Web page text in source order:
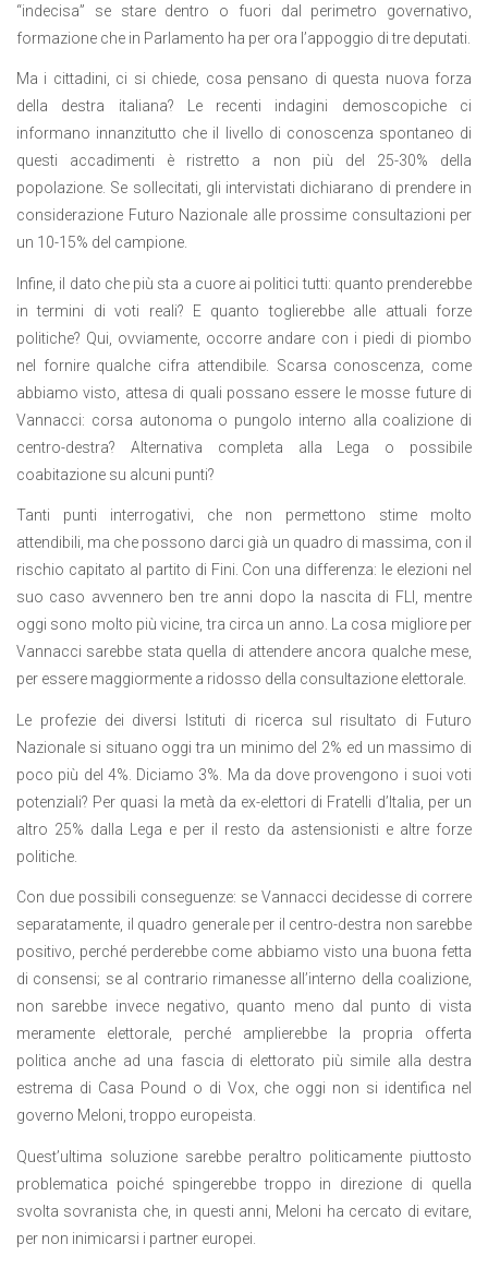
“indecisa” se stare dentro o fuori dal perimetro governativo,
formazione che in Parlamento ha per ora l’appoggio di tre deputati.
Ma i cittadini, ci si chiede, cosa pensano di questa nuova forza
della destra italiana? Le recenti indagini demoscopiche ci
informano innanzitutto che il livello di conoscenza spontaneo di
questi accadimenti è ristretto a non più del 25-30% della
popolazione. Se sollecitati, gli intervistati dichiarano di prendere in
considerazione Futuro Nazionale alle prossime consultazioni per
un 10-15% del campione.
Infine, il dato che più sta a cuore ai politici tutti: quanto prenderebbe
in termini di voti reali? E quanto toglierebbe alle attuali forze
politiche? Qui, ovviamente, occorre andare con i piedi di piombo
nel fornire qualche cifra attendibile. Scarsa conoscenza, come
abbiamo visto, attesa di quali possano essere le mosse future di
Vannacci: corsa autonoma o pungolo interno alla coalizione di
centro-destra? Alternativa completa alla Lega o possibile
coabitazione su alcuni punti?
Tanti punti interrogativi, che non permettono stime molto
attendibili, ma che possono darci già un quadro di massima, con il
rischio capitato al partito di Fini. Con una differenza: le elezioni nel
suo caso avvennero ben tre anni dopo la nascita di FLI, mentre
oggi sono molto più vicine, tra circa un anno. La cosa migliore per
Vannacci sarebbe stata quella di attendere ancora qualche mese,
per essere maggiormente a ridosso della consultazione elettorale.
Le profezie dei diversi Istituti di ricerca sul risultato di Futuro
Nazionale si situano oggi tra un minimo del 2% ed un massimo di
poco più del 4%. Diciamo 3%. Ma da dove provengono i suoi voti
potenziali? Per quasi la metà da ex-elettori di Fratelli d’Italia, per un
altro 25% dalla Lega e per il resto da astensionisti e altre forze
politiche.
Con due possibili conseguenze: se Vannacci decidesse di correre
separatamente, il quadro generale per il centro-destra non sarebbe
positivo, perché perderebbe come abbiamo visto una buona fetta
di consensi; se al contrario rimanesse all’interno della coalizione,
non sarebbe invece negativo, quanto meno dal punto di vista
meramente elettorale, perché amplierebbe la propria offerta
politica anche ad una fascia di elettorato più simile alla destra
estrema di Casa Pound o di Vox, che oggi non si identifica nel
governo Meloni, troppo europeista.
Quest’ultima soluzione sarebbe peraltro politicamente piuttosto
problematica poiché spingerebbe troppo in direzione di quella
svolta sovranista che, in questi anni, Meloni ha cercato di evitare,
per non inimicarsi i partner europei.